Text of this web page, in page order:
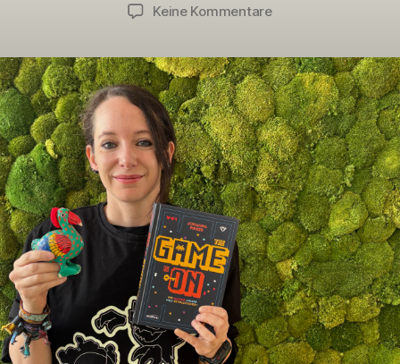
Keine Kommentarezu
Pirker.
Das
Spiel
des
Lebens.